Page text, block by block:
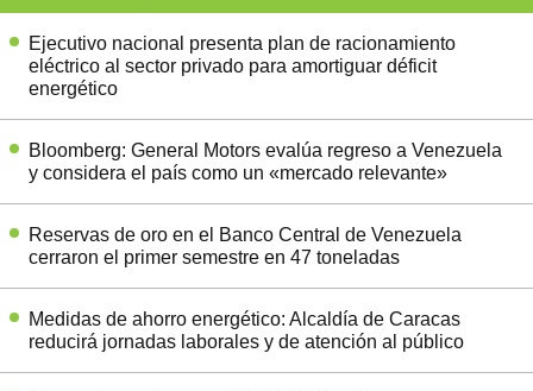
Ejecutivo nacional presenta plan de racionamiento
eléctrico al sector privado para amortiguar déficit
energético
Bloomberg: General Motors evalúa regreso a Venezuela
y considera el país como un «mercado relevante»
Reservas de oro en el Banco Central de Venezuela
cerraron el primer semestre en 47 toneladas
Medidas de ahorro energético: Alcaldía de Caracas
reducirá jornadas laborales y de atención al público